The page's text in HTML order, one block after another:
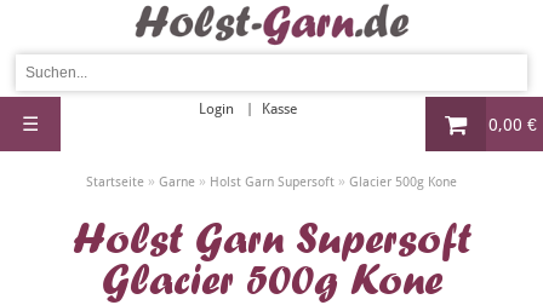
0,00 €
Login Kasse
☰
Startseite » Garne » Holst Garn Supersoft » Glacier 500g Kone
Holst Garn Supersoft
Glacier 500g Kone